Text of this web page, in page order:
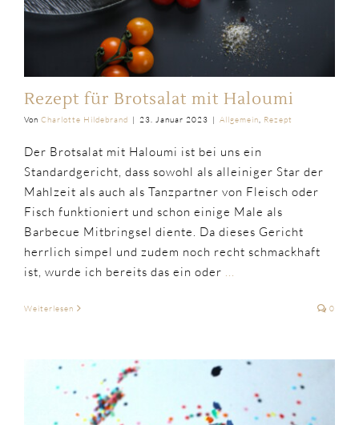
Rezept für Brotsalat mit Haloumi
Von Charlotte Hildebrand | 23. Januar 2023 | Allgemein, Rezept
Der Brotsalat mit Haloumi ist bei uns ein
Standardgericht, dass sowohl als alleiniger Star der
Mahlzeit als auch als Tanzpartner von Fleisch oder
Fisch funktioniert und schon einige Male als
Barbecue Mitbringsel diente. Da dieses Gericht
herrlich simpel und zudem noch recht schmackhaft
ist, wurde ich bereits das ein oder ...
Weiterlesen 0